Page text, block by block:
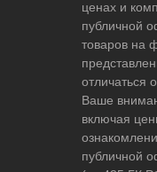
ценах и
публичной
товаров на
отличаться
Ваше
включая
публичной